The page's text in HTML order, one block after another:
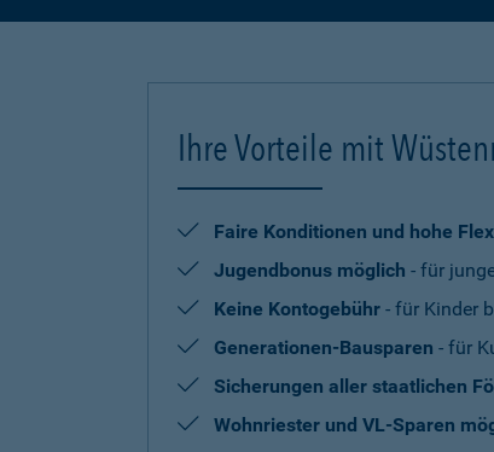
Ihre Vorteile mit
Faire Konditionen und hohe
Jugendbonus möglich - für
Keine Kontogebühr - für Kinder
Generationen-Bausparen - für
Sicherungen aller staatlichen
Wohnriester und VL-Sparen